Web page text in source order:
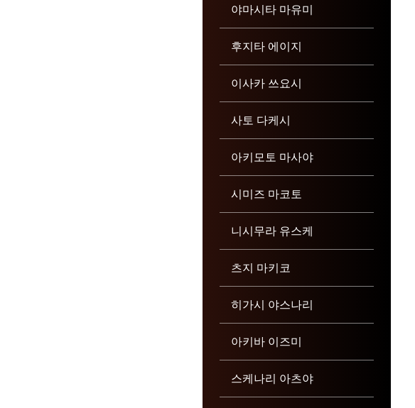
야마시타 마유미
후지타 에이지
이사카 쓰요시
사토 다케시
아키모토 마사야
시미즈 마코토
니시무라 유스케
츠지 마키코
히가시 야스나리
아키바 이즈미
스케나리 아츠야